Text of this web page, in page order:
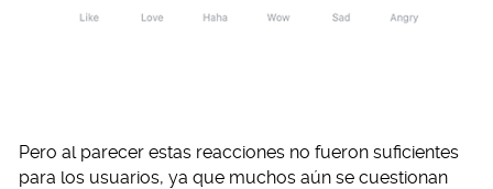
Pero al parecer estas reacciones no fueron suficientes
para los usuarios, ya que muchos aún se cuestionan